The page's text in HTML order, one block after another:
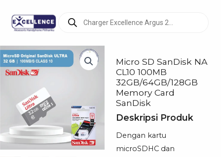
search
Micro SD SanDisk NA
CL10 100MB
32GB/64GB/128GB
Memory Card
SanDisk
Deskripsi Produk
Dengan kartu
microSDHC dan